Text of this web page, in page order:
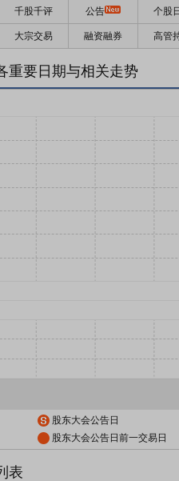
千股千评 公告 个股
大宗交易 融资融券 高管
重要日期与相关走势
股东大会公告日
股东大会公告日前一交易日
表